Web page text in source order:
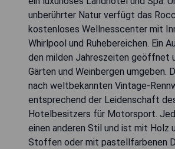
unberührter Natur verfügt das
kostenloses Wellnesscenter mit
Whirlpool und Ruhebereichen. Ein
den milden Jahreszeiten geöffnet
Gärten und Weinbergen umgeben.
nach weltbekannten Vintage-
entsprechend der Leidenschaft
Hotelbesitzers für Motorsport.
einen anderen Stil und ist mit Holz
Stoffen oder mit pastellfarbenen